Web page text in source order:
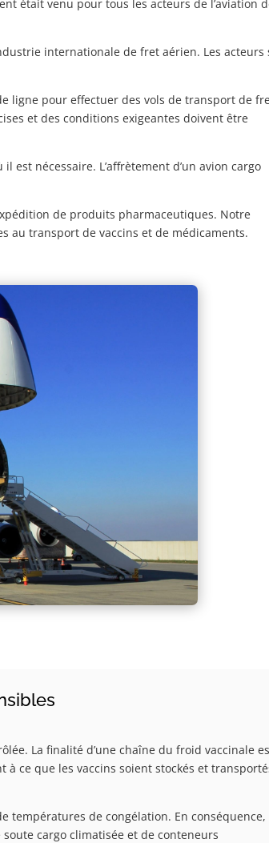
était venu pour tous les acteurs de l’aviation
internationale de fret aérien. Les acteurs
ligne pour effectuer des vols de transport de
et des conditions exigeantes doivent être
nécessaire. L’affrètement d’un avion cargo
de produits pharmaceutiques. Notre
au transport de vaccins et de médicaments.
La finalité d’une chaîne du froid vaccinale
ce que les vaccins soient stockés et
températures de congélation. En conséquence,
cargo climatisée et de conteneurs